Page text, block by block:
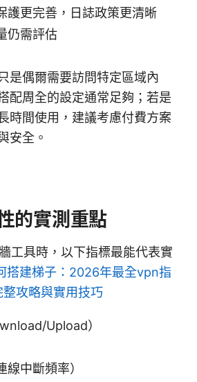
護更完善，日誌政策更清晰
仍需評估
是偶爾需要訪問特定區域內
配周全的設定通常足夠；若是
時間使用，建議考慮付費方案
安全。
的實測重點
工具時，以下指標最能代表實
搭建梯子：2026年最全vpn指
攻略與實用技巧
Upload）
中斷頻率）